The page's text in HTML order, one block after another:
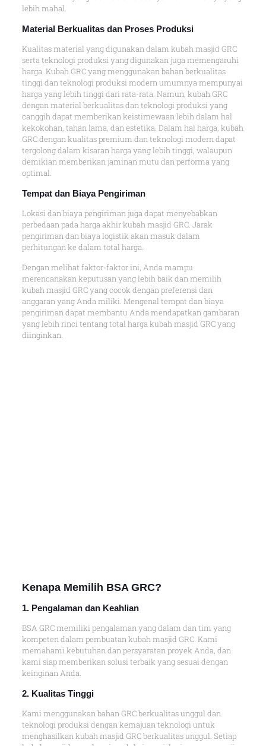
lebih mahal.
Material Berkualitas dan Proses Produksi
Kualitas material yang digunakan dalam kubah masjid GRC
serta teknologi produksi yang digunakan juga memengaruhi
harga. Kubah GRC yang menggunakan bahan berkualitas
tinggi dan teknologi produksi modern umumnya mempunyai
harga yang lebih tinggi dari rata-rata. Namun, kubah GRC
dengan material berkualitas dan teknologi produksi yang
canggih dapat memberikan keistimewaan lebih dalam hal
kekokohan, tahan lama, dan estetika. Dalam hal harga, kubah
GRC dengan kualitas premium dan teknologi modern dapat
tergolong dalam kisaran harga yang lebih tinggi, walaupun
demikian memberikan jaminan mutu dan performa yang
optimal.
Tempat dan Biaya Pengiriman
Lokasi dan biaya pengiriman juga dapat menyebabkan
perbedaan pada harga akhir kubah masjid GRC. Jarak
pengiriman dan biaya logistik akan masuk dalam
perhitungan ke dalam total harga.
Dengan melihat faktor-faktor ini, Anda mampu
merencanakan keputusan yang lebih baik dan memilih
kubah masjid GRC yang cocok dengan preferensi dan
anggaran yang Anda miliki. Mengenal tempat dan biaya
pengiriman dapat membantu Anda mendapatkan gambaran
yang lebih rinci tentang total harga kubah masjid GRC yang
diinginkan.
Kenapa Memilih BSA GRC?
1. Pengalaman dan Keahlian
BSA GRC memiliki pengalaman yang dalam dan tim yang
kompeten dalam pembuatan kubah masjid GRC. Kami
memahami kebutuhan dan persyaratan proyek Anda, dan
kami siap memberikan solusi terbaik yang sesuai dengan
keinginan Anda.
2. Kualitas Tinggi
Kami menggunakan bahan GRC berkualitas unggul dan
teknologi produksi dengan kemajuan teknologi untuk
menghasilkan kubah masjid GRC berkualitas unggul. Setiap